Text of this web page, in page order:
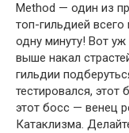
Method — один из
топ-гильдией всего
одну минуту! Вот
выше накал
гильдии
тестировался,
этот босс — венец
Катаклизма.